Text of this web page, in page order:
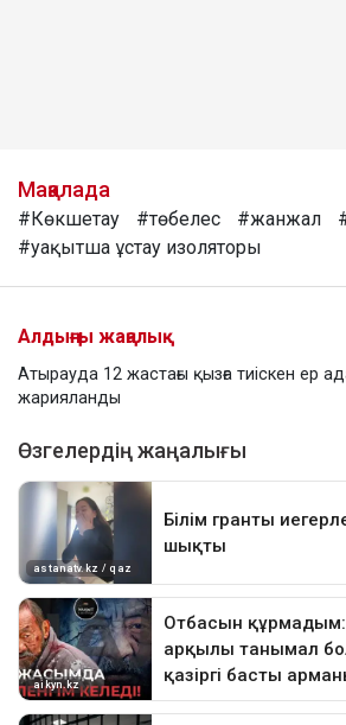
Мақалада
#Көкшетау #төбелес #жанжал
#уақытша ұстау изоляторы
Алдыңғы жаңалық
Атырауда 12 жастағы қызға тиіскен ер
жарияланды